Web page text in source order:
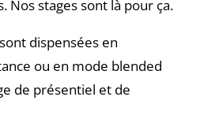
Nos stages sont là pour ça.
dispensées en
ou en mode blended
de présentiel et de